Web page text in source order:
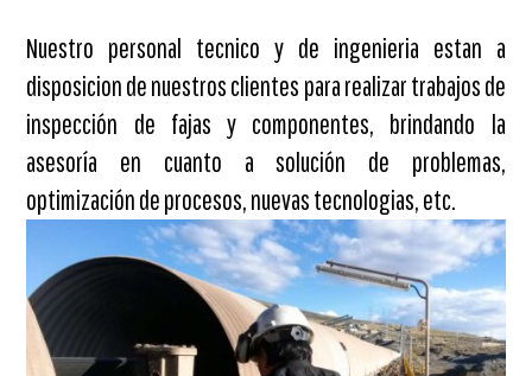
Nuestro personal tecnico y de ingenieria estan a
disposicion de nuestros clientes para realizar trabajos de
inspección de fajas y componentes, brindando la
asesoría en cuanto a solución de problemas,
optimización de procesos, nuevas tecnologias, etc.